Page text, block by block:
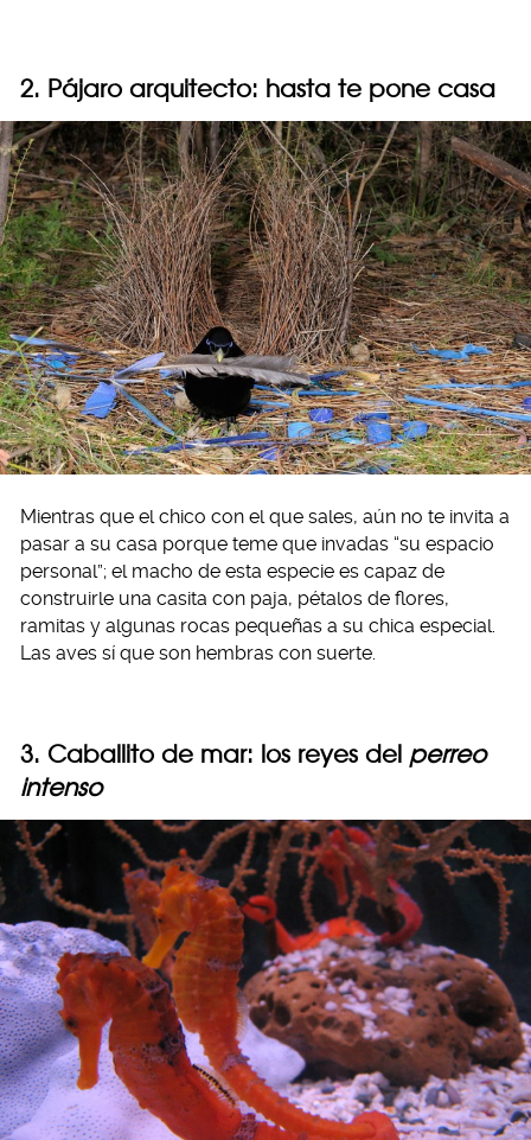
2. Pájaro arquitecto: hasta te pone casa
Mientras que el chico con el que sales, aún no te invita a
pasar a su casa porque teme que invadas “su espacio
personal”; el macho de esta especie es capaz de
construirle una casita con paja, pétalos de flores,
ramitas y algunas rocas pequeñas a su chica especial.
Las aves sí que son hembras con suerte.
3. Caballito de mar: los reyes del perreo
intenso